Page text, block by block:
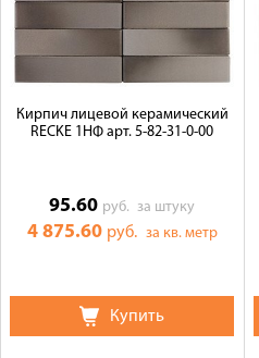
Галерея объектов
Кирпич лицевой керамический
RECKE 1НФ арт. 5-82-31-0-00
95.60 руб.за штуку
4 875.60 руб. за кв. метр
Купить